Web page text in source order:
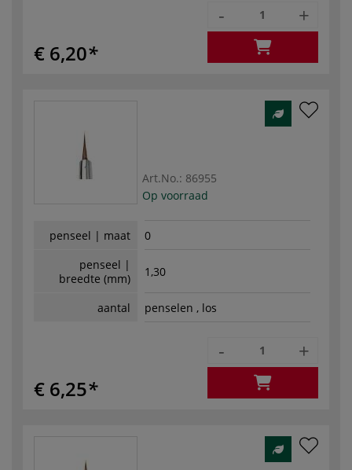
€ 6,20
- +
Art.No.: 86955
Op voorraad
penseel | maat
0
penseel |
breedte (mm)
1,30
aantal penselen , los
€ 6,25
- +